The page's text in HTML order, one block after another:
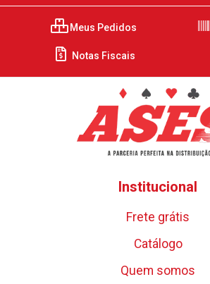
Meus Pedidos
Notas Fiscais
Institucional
Frete grátis
Catálogo
Quem somos